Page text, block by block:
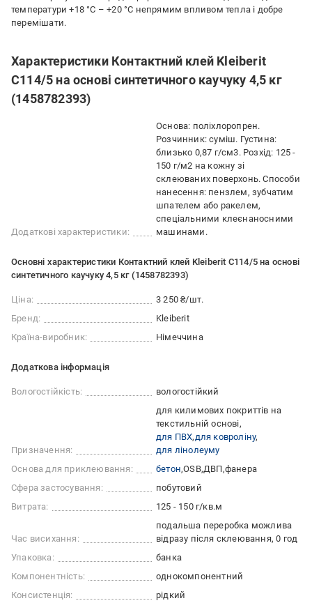
температури +18 °C – +20 °C непрямим впливом тепла і добре
перемішати.
Характеристики Контактний клей Kleiberit
C114/5 на основі синтетичного каучуку 4,5 кг
(1458782393)
Додаткові характеристики:
Основа: поліхлоропрен.
Розчинник: суміш. Густина:
близько 0,87 г/см3. Розхід: 125 -
150 г/м2 на кожну зі
склеюваних поверхонь. Способи
нанесення: пензлем, зубчатим
шпателем або ракелем,
спеціальними клеєнаносними
машинами.
Основні характеристики Контактний клей Kleiberit C114/5 на основі
синтетичного каучуку 4,5 кг (1458782393)
Ціна:
3 250 ₴/шт.
Бренд:
Kleiberit
Країна-виробник:
Німеччина
Додаткова інформація
Вологостійкість: вологостійкий
Призначення:
для килимових покриттів на
текстильній основі
для ПВХ для ковроліну
для лінолеуму
Основа для приклеювання:
бетон OSB ДВП фанера
Сфера застосування:
побутовий
Витрата:
125 - 150 г/кв.м
Час висихання:
подальша переробка можлива
відразу після склеювання, 0 год
Упаковка:
банка
Компонентність:
однокомпонентний
Консистенція:
рідкий